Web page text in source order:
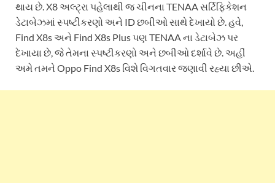
થાય છે. X8 અલ્ટ્રા પહેલાથી જ ચીનના TENAA સર્ટિફિકેશન
ડેટાબેઝમાં સ્પષ્ટીકરણો અને ID છબીઓ સાથે દેખાયો છે. હવે,
Find X8s અને Find X8s Plus પણ TENAA ના ડેટાબેઝ પર
દેખાયા છે, જે તેમના સ્પષ્ટીકરણો અને છબીઓ દર્શાવે છે. અહીં
અમે તમને Oppo Find X8s વિશે વિગતવાર જણાવી રહ્યા છીએ.